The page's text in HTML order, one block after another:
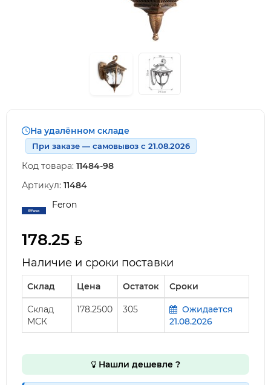
На удалённом складе
При заказе — самовывоз с 21.08.2026
Код товара: 11484-98
Артикул: 11484
Feron
178.25
Наличие и сроки поставки
Склад Цена Остаток Сроки
Склад
МСК
178.2500 305
Ожидается
21.08.2026
Нашли дешевле ?